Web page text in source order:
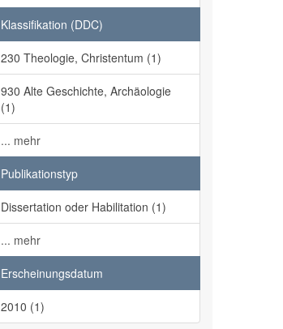
Klassifikation (DDC)
230 Theologie, Christentum (1)
930 Alte Geschichte, Archäologie
(1)
... mehr
Publikationstyp
Dissertation oder Habilitation (1)
... mehr
Erscheinungsdatum
2010 (1)